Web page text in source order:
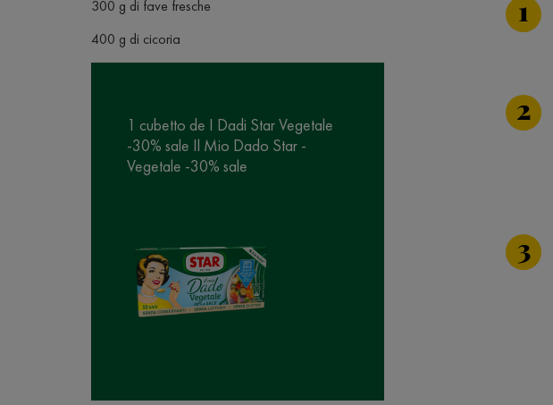
300 g di fave fresche
400 g di cicoria
1 cubetto de I Dadi Star Vegetale
-30% sale Il Mio Dado Star -
Vegetale -30% sale